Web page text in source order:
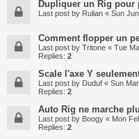
Dupliquer un Rig pour
Last post by Rulian « Sun
Comment flopper un
Last post by Tritone « Tue
Replies: 2
Scale l'axe Y
Last post by Duduf « Sun
Replies: 2
Auto Rig ne marche
Last post by Boogy « Mon
Replies: 2